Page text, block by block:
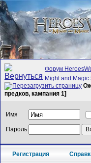
Форум
Might and Magic
предков, кампания 1]
Имя
Пароль
Регистрация